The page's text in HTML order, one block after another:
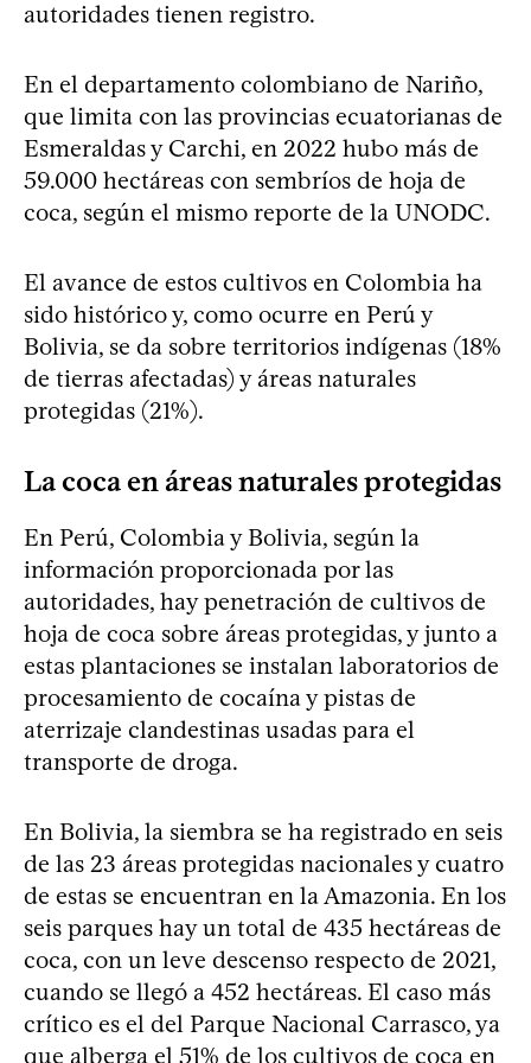
autoridades tienen registro.
En el departamento colombiano de Nariño,
que limita con las provincias ecuatorianas de
Esmeraldas y Carchi, en 2022 hubo más de
59.000 hectáreas con sembríos de hoja de
coca, según el mismo reporte de la UNODC.
El avance de estos cultivos en Colombia ha
sido histórico y, como ocurre en Perú y
Bolivia, se da sobre territorios indígenas (18%
de tierras afectadas) y áreas naturales
protegidas (21%).
La coca en áreas naturales protegidas
En Perú, Colombia y Bolivia, según la
información proporcionada por las
autoridades, hay penetración de cultivos de
hoja de coca sobre áreas protegidas, y junto a
estas plantaciones se instalan laboratorios de
procesamiento de cocaína y pistas de
aterrizaje clandestinas usadas para el
transporte de droga.
En Bolivia, la siembra se ha registrado en seis
de las 23 áreas protegidas nacionales y cuatro
de estas se encuentran en la Amazonia. En los
seis parques hay un total de 435 hectáreas de
coca, con un leve descenso respecto de 2021,
cuando se llegó a 452 hectáreas. El caso más
crítico es el del Parque Nacional Carrasco, ya
que alberga el 51% de los cultivos de coca en